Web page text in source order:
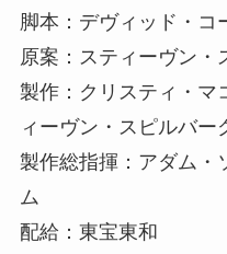
脚本：デヴィッド・コ
原案：スティーヴン・
製作：クリスティ・マ
ィーヴン・スピルバー
製作総指揮：アダム・
ム
配給：東宝東和